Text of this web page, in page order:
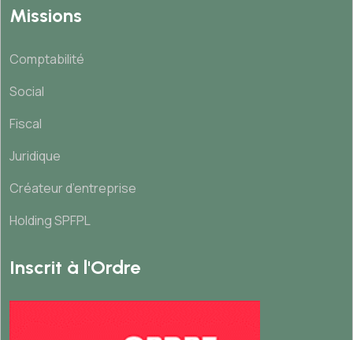
Missions
Comptabilité
Social
Fiscal
Juridique
Créateur d’entreprise
Holding SPFPL
Inscrit à l'Ordre